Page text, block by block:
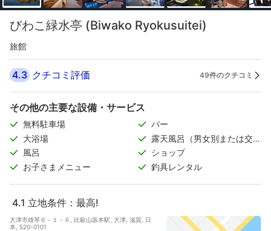
びわこ緑水亭 (Biwako Ryokusuitei)
旅館
4.3 クチコミ評価 49件のクチコミ
その他の主要な設備・サービス
無料駐車場
バー
大浴場
露天風呂（男女別または交代
制）
風呂
ショップ
お子さまメニュー
釣具レンタル
4.1 立地条件：最高!
大津市雄琴６－１－６, 比叡山坂本駅, 大津, 滋賀, 日
本, 520-0101